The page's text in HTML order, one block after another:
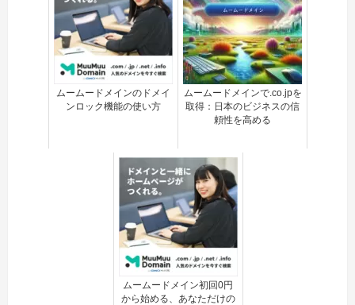
ムームードメインのドメイ
ンロック機能の使い方
ムームードメインで.co.jpを
取得：日本のビジネスの信
頼性を高める
ムームードメイン初回0円
から始める、あなただけの